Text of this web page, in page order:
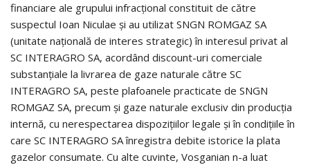
financiare ale grupului infracţional constituit de către
suspectul Ioan Niculae şi au utilizat SNGN ROMGAZ SA
(unitate naţională de interes strategic) în interesul privat al
SC INTERAGRO SA, acordând discount-uri comerciale
substanţiale la livrarea de gaze naturale către SC
INTERAGRO SA, peste plafoanele practicate de SNGN
ROMGAZ SA, precum şi gaze naturale exclusiv din producţia
internă, cu nerespectarea dispoziţiilor legale şi în condiţiile în
care SC INTERAGRO SA înregistra debite istorice la plata
gazelor consumate. Cu alte cuvinte, Vosganian n-a luat